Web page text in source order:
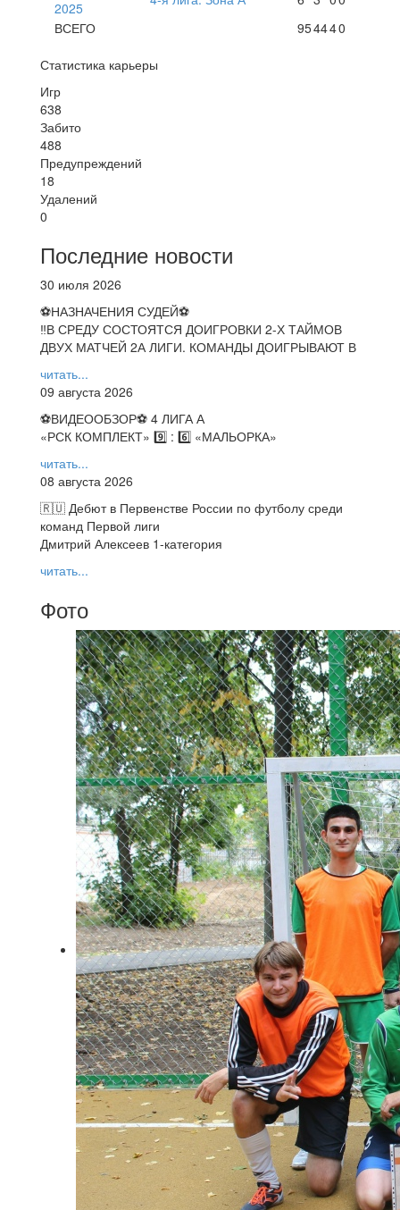
2025
ВСЕГО
954440
Статистика карьеры
Игр
638
Забито
488
Предупреждений
18
Удалений
0
Последние новости
30 июля 2026
⚽НАЗНАЧЕНИЯ СУДЕЙ⚽
‼В СРЕДУ СОСТОЯТСЯ ДОИГРОВКИ 2-Х ТАЙМОВ
ДВУХ МАТЧЕЙ 2А ЛИГИ. КОМАНДЫ ДОИГРЫВАЮТ В
читать...
09 августа 2026
⚽️ВИДЕООБЗОР⚽️ 4 ЛИГА А
«РСК КОМПЛЕКТ» 9️⃣ : 6️⃣ «МАЛЬОРКА»
читать...
08 августа 2026
🇷🇺 Дебют в Первенстве России по футболу среди
команд Первой лиги
Дмитрий Алексеев 1-категория
читать...
Фото